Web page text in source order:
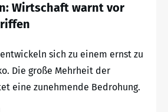
Wirtschaft warnt vor
sich zu einem ernst zu
Die große Mehrheit der
eine zunehmende Bedrohung.